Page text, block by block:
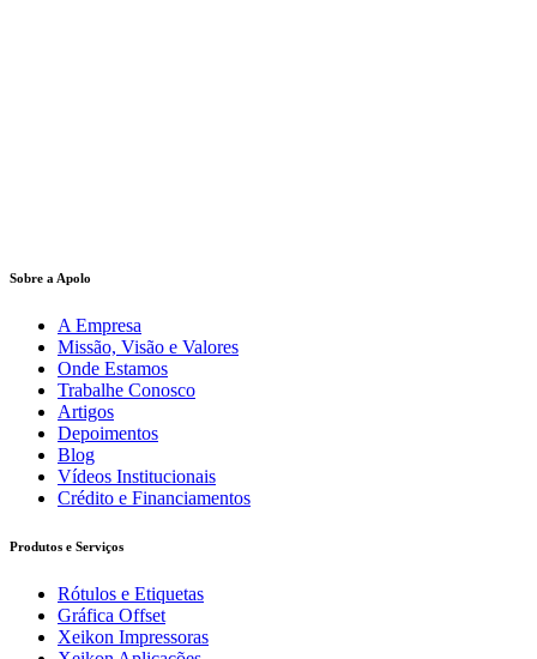
Sobre a Apolo
A Empresa
Missão, Visão e Valores
Onde Estamos
Trabalhe Conosco
Artigos
Depoimentos
Blog
Vídeos Institucionais
Crédito e Financiamentos
Produtos e Serviços
Rótulos e Etiquetas
Gráfica Offset
Xeikon Impressoras